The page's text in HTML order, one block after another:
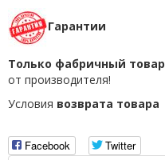
Гарантии
Только фабричный товар
от производителя!
Условия возврата товара
Facebook Twitter